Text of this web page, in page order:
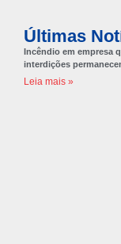
Últimas
Incêndio em empresa
interdições
Leia mais »